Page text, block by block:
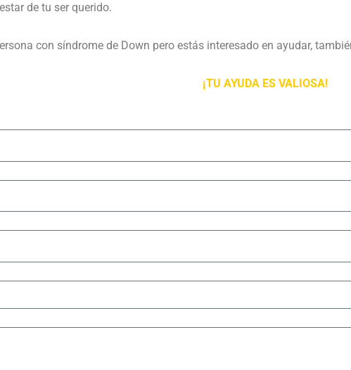
de tu ser querido.
con síndrome de Down pero estás interesado en ayudar,
¡TU AYUDA ES VALIOSA!